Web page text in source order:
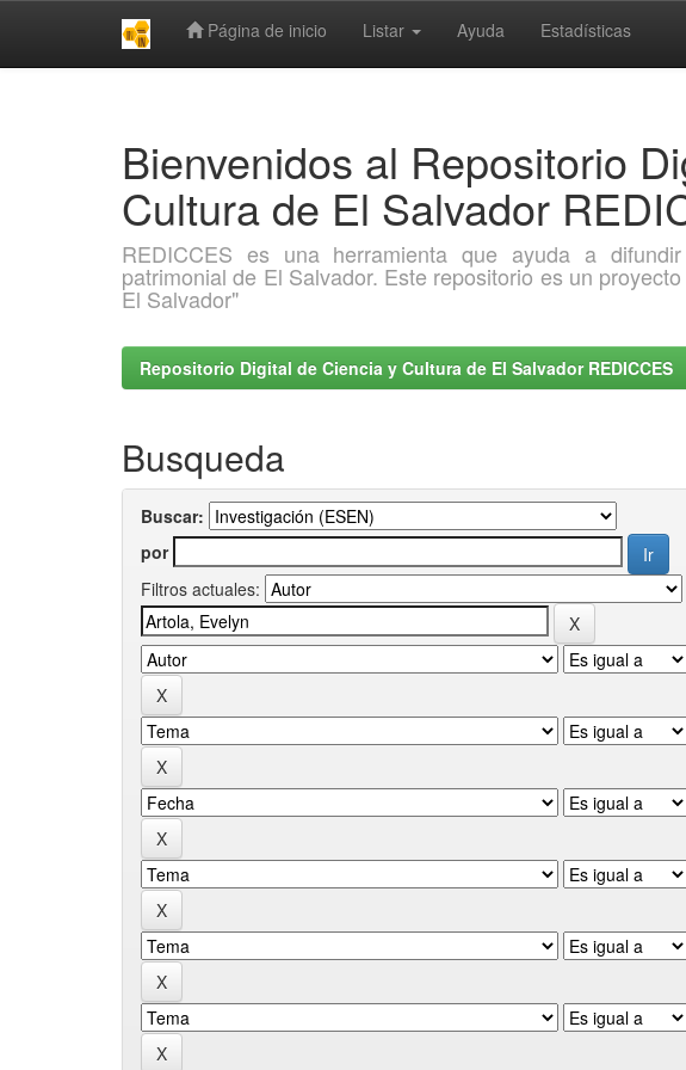
Página de inicio Listar Ayuda Estadísticas
Bienvenidos al Repositorio
Cultura de El Salvador
REDICCES es una herramienta que ayuda a
patrimonial de El Salvador. Este repositorio es un
El Salvador"
Repositorio Digital de Ciencia y Cultura de El Salvador REDICCES
Busqueda
Buscar:
por
Filtros actuales: